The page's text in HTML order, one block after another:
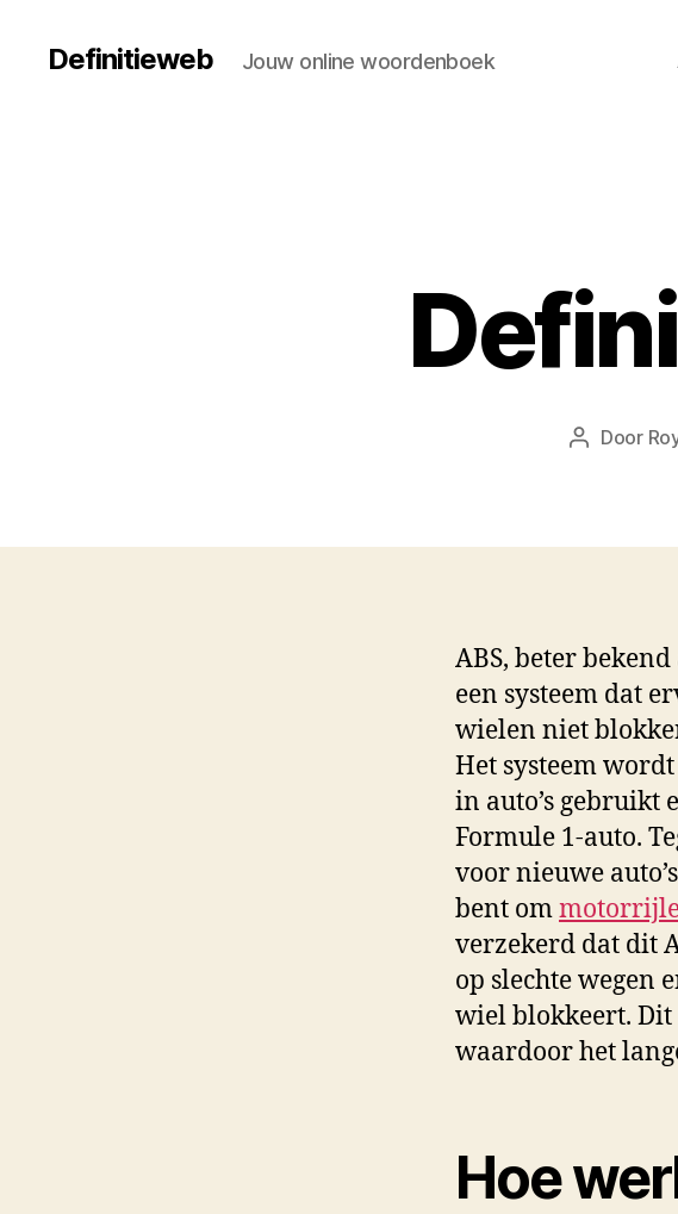
Definitieweb Jouw online woordenboek
Door
ABS, beter
een systeem dat
wielen niet
Het systeem
in auto’s gebruikt
Formule 1-auto.
voor nieuwe
bent om
verzekerd dat dit
op slechte wegen
wiel blokkeert. Dit
waardoor het
Hoe